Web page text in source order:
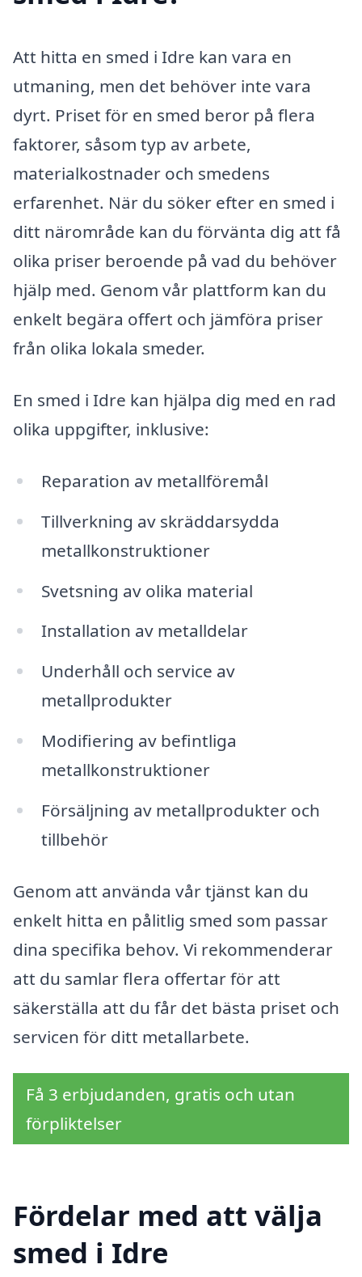
Att hitta en smed i Idre kan vara en
utmaning, men det behöver inte vara
dyrt. Priset för en smed beror på flera
faktorer, såsom typ av arbete,
materialkostnader och smedens
erfarenhet. När du söker efter en smed i
ditt närområde kan du förvänta dig att få
olika priser beroende på vad du behöver
hjälp med. Genom vår plattform kan du
enkelt begära offert och jämföra priser
från olika lokala smeder.
En smed i Idre kan hjälpa dig med en rad
olika uppgifter, inklusive:
Reparation av metallföremål
Tillverkning av skräddarsydda
metallkonstruktioner
Svetsning av olika material
Installation av metalldelar
Underhåll och service av
metallprodukter
Modifiering av befintliga
metallkonstruktioner
Försäljning av metallprodukter och
tillbehör
Genom att använda vår tjänst kan du
enkelt hitta en pålitlig smed som passar
dina specifika behov. Vi rekommenderar
att du samlar flera offertar för att
säkerställa att du får det bästa priset och
servicen för ditt metallarbete.
Få 3 erbjudanden, gratis och utan
förpliktelser
Fördelar med att välja
smed i Idre